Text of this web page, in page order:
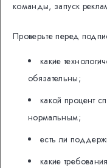
команды, запуск
Проверьте перед
какие
обязательны;
какой процент
нормальным;
есть ли
какие